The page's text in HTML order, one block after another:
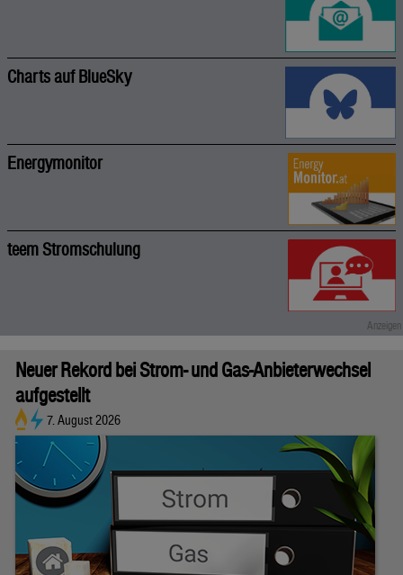
Charts auf BlueSky
Energymonitor
teem Stromschulung
Neuer Rekord bei Strom- und Gas-Anbieterwechsel
aufgestellt
7. August 2026